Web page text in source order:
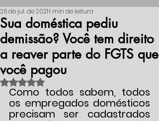
Sua doméstica pediu
demissão? Você tem direito
a reaver parte do FGTS que
você pagou
26 de jul. de 20211 min de leitura
Avaliado com NaN de 5 estrelas.
Como todos sabem, todos
os empregados domésticos
precisam ser cadastrados